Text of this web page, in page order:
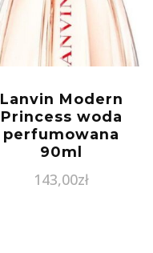
Lanvin Modern
Princess woda
perfumowana
90ml
143,00zł